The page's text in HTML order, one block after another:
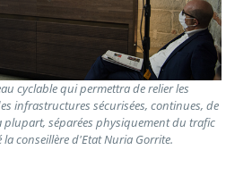
cyclable qui permettra de relier les
infrastructures sécurisées, continues, de
séparées physiquement du trafic
conseillère d'Etat Nuria Gorrite.